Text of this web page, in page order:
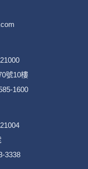
號10樓
1600
3338